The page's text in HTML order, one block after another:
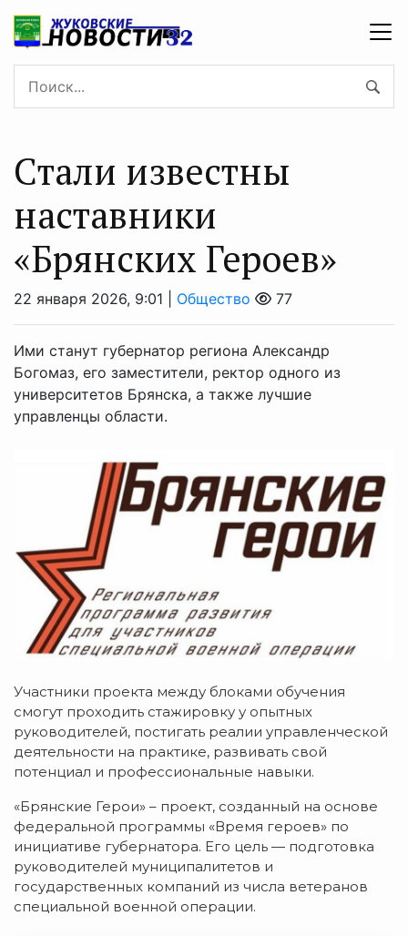
Стали известны
наставники
«Брянских Героев»
22 января 2026, 9:01 | Общество 77
Ими станут губернатор региона Александр
Богомаз, его заместители, ректор одного из
университетов Брянска, а также лучшие
управленцы области.
Участники проекта между блоками обучения
смогут проходить стажировку у опытных
руководителей, постигать реалии управленческой
деятельности на практике, развивать свой
потенциал и профессиональные навыки.
«Брянские Герои» – проект, созданный на основе
федеральной программы «Время героев» по
инициативе губернатора. Его цель — подготовка
руководителей муниципалитетов и
государственных компаний из числа ветеранов
специальной военной операции.